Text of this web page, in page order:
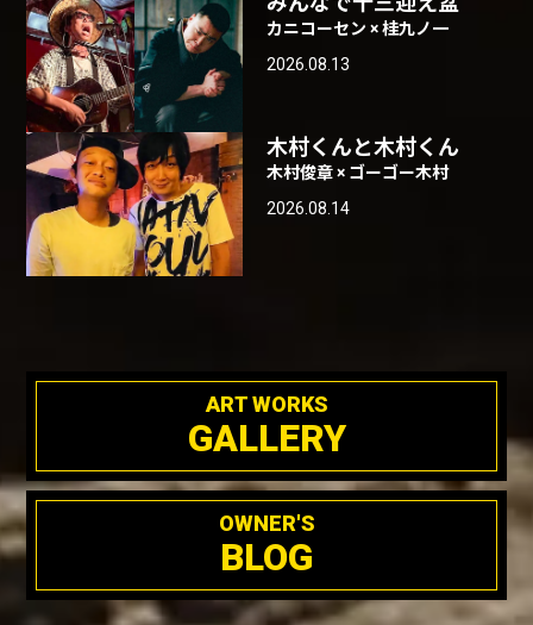
カニコーセン × 桂九ノ一
2026.08.13
木村くんと木村くん
木村俊章 × ゴーゴー木村
2026.08.14
ART WORKS
GALLERY
OWNER'S
BLOG